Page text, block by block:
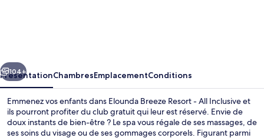
All
Inclusive
Suivant
104+
PrésentationChambresEmplacementConditions
Emmenez vos enfants dans Elounda Breeze Resort - All Inclusive et
ils pourront profiter du club gratuit qui leur est réservé. Envie de
doux instants de bien-être ? Le spa vous régale de ses massages, de
ses soins du visage ou de ses gommages corporels. Figurant parmi